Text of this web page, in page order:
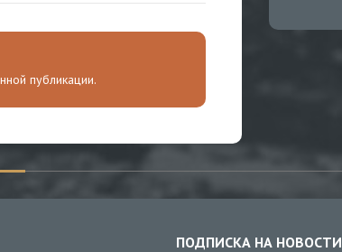
публикации.
ПОДПИСКА НА НОВОСТИ